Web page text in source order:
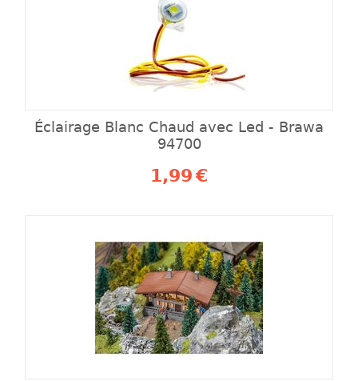
Éclairage Blanc Chaud avec Led - Brawa
94700
1,99 €